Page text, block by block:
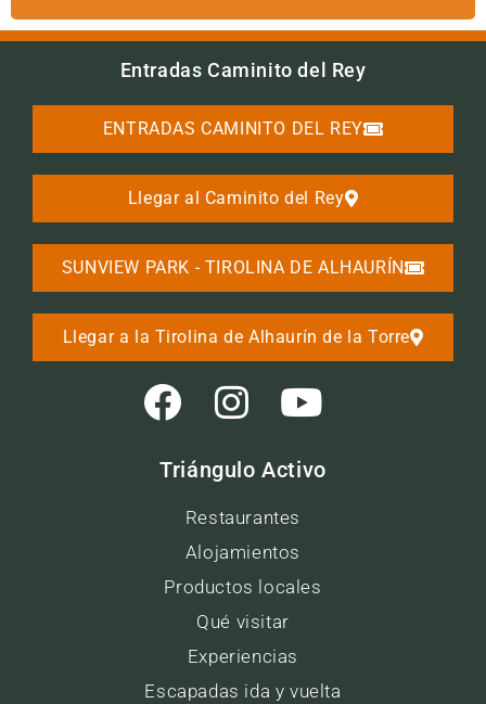
Entradas Caminito del Rey
ENTRADAS CAMINITO DEL REY
Llegar al Caminito del Rey
SUNVIEW PARK - TIROLINA DE ALHAURÍN
Llegar a la Tirolina de Alhaurín de la Torre
Triángulo Activo
Restaurantes
Alojamientos
Productos locales
Qué visitar
Experiencias
Escapadas ida y vuelta